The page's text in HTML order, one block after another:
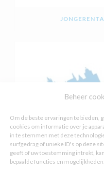
Beheer
Om de beste ervaringen te bieden,
cookies om informatie over je
in te stemmen met deze
surfgedrag of unieke ID's op deze
geeft of uw toestemming intrekt,
bepaalde functies en mogelijkheden.